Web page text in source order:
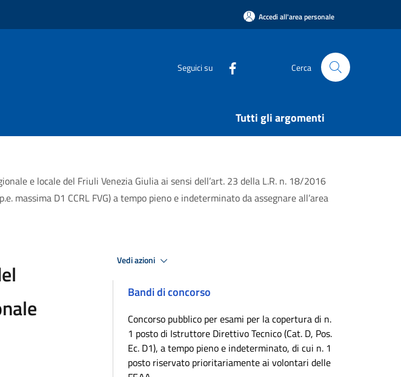
Accedi all'area personale
Seguici su Cerca
Tutti gli argomenti
e locale del Friuli Venezia Giulia ai sensi dell’art. 23 della L.R. n. 18/2016
D1 CCRL FVG) a tempo pieno e indeterminato da assegnare all’area
Vedi azioni
Bandi di concorso
Concorso pubblico per esami per la copertura di n.
1 posto di Istruttore Direttivo Tecnico (Cat. D, Pos.
Ec. D1), a tempo pieno e indeterminato, di cui n. 1
posto riservato prioritariamente ai volontari delle